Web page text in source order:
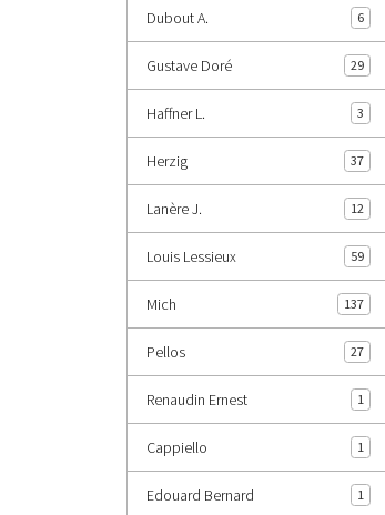
Dubout A. 6
Gustave Doré 29
Haffner L. 3
Herzig 37
Lanère J. 12
Louis Lessieux 59
Mich 137
Pellos 27
Renaudin Ernest 1
Cappiello 1
Edouard Bernard 1